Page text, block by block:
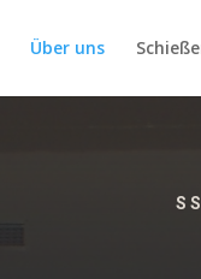
Über uns